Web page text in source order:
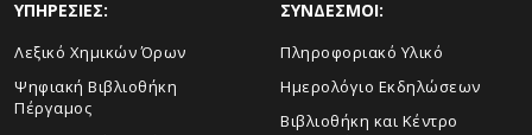
ΥΠΗΡΕΣΙΕΣ:
Λεξικό Χημικών Όρων
Ψηφιακή Βιβλιοθήκη
Πέργαμος
ΣΥΝΔΕΣΜΟΙ:
Πληροφοριακό Υλικό
Ημερολόγιο Εκδηλώσεων
Βιβλιοθήκη και Κέντρο